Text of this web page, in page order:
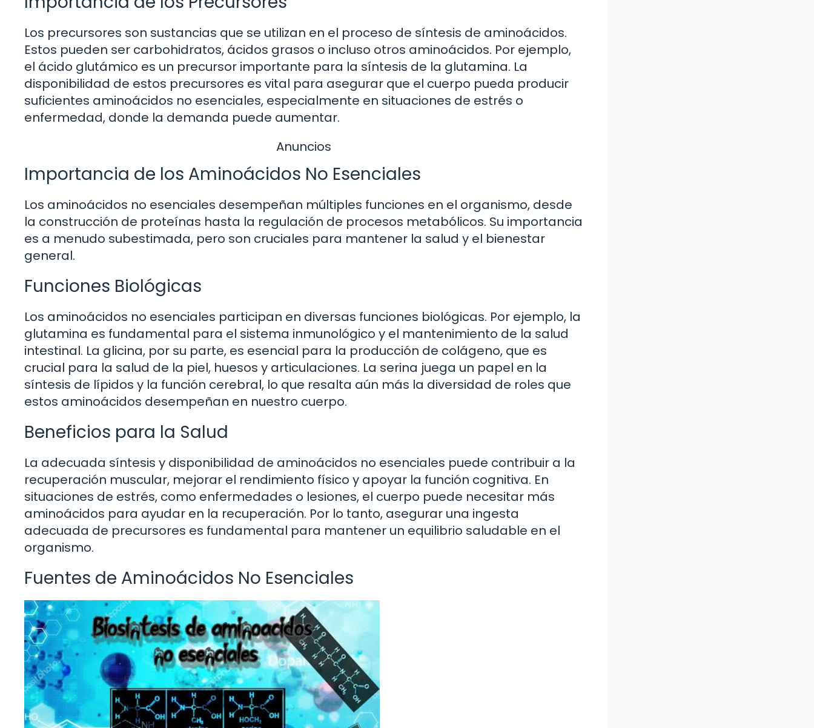
Los precursores son sustancias que se utilizan en el proceso de síntesis de aminoácidos.
Estos pueden ser carbohidratos, ácidos grasos o incluso otros aminoácidos. Por ejemplo,
el ácido glutámico es un precursor importante para la síntesis de la glutamina. La
disponibilidad de estos precursores es vital para asegurar que el cuerpo pueda producir
suficientes aminoácidos no esenciales, especialmente en situaciones de estrés o
enfermedad, donde la demanda puede aumentar.
Anuncios
Importancia de los Aminoácidos No Esenciales
Los aminoácidos no esenciales desempeñan múltiples funciones en el organismo, desde
la construcción de proteínas hasta la regulación de procesos metabólicos. Su importancia
es a menudo subestimada, pero son cruciales para mantener la salud y el bienestar
general.
Funciones Biológicas
Los aminoácidos no esenciales participan en diversas funciones biológicas. Por ejemplo, la
glutamina es fundamental para el sistema inmunológico y el mantenimiento de la salud
intestinal. La glicina, por su parte, es esencial para la producción de colágeno, que es
crucial para la salud de la piel, huesos y articulaciones. La serina juega un papel en la
síntesis de lípidos y la función cerebral, lo que resalta aún más la diversidad de roles que
estos aminoácidos desempeñan en nuestro cuerpo.
Beneficios para la Salud
La adecuada síntesis y disponibilidad de aminoácidos no esenciales puede contribuir a la
recuperación muscular, mejorar el rendimiento físico y apoyar la función cognitiva. En
situaciones de estrés, como enfermedades o lesiones, el cuerpo puede necesitar más
aminoácidos para ayudar en la recuperación. Por lo tanto, asegurar una ingesta
adecuada de precursores es fundamental para mantener un equilibrio saludable en el
organismo.
Fuentes de Aminoácidos No Esenciales